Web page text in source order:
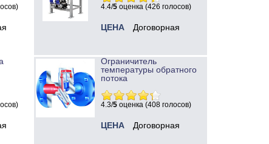
4.4/5 оценка (426 голосов)
ЦЕНА Договорная
Ограничитель
температуры обратного
потока
4.3/5 оценка (408 голосов)
ЦЕНА Договорная